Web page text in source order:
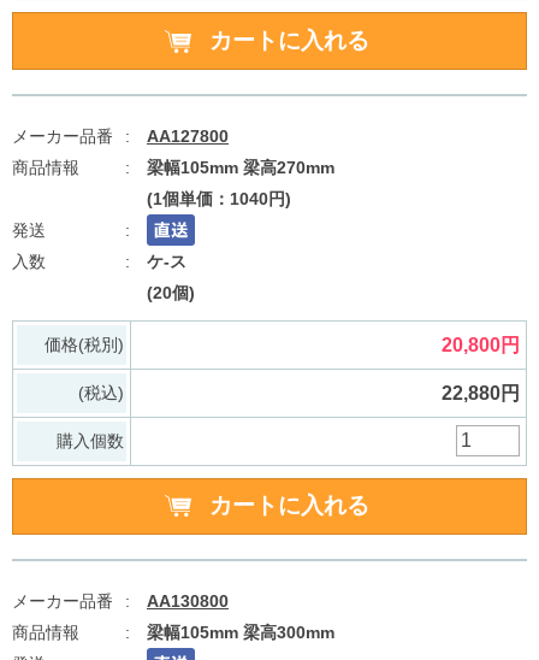
AA127800
梁幅105mm 梁高270mm
(1個単価：1040円)
ケ-ス
(20個)
価格(税別) 20,800円
(税込) 22,880円
購入個数
AA130800
梁幅105mm 梁高300mm